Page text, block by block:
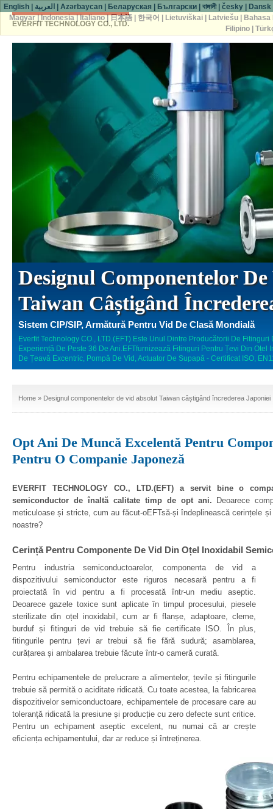
EVERFIT TECHNOLOGY CO., LTD.
Designul Componentelor
Taiwan Câștigând
Sistem CIP/SIP, Armătură Pentru Vid De Clasă Mondială
Everfit Technology CO., LTD.(EFT) Este Unul Dintre Producătorii De
Experiență De Peste 36 De Ani.EFTfurnizează Fitinguri Pentru Țevi Din
De Țeavă Excentric, Pompă De Vid, Actuator De Supapă - Certificat ISO,
Home » Designul componentelor de vid absolut Taiwan câștigând încrederea Japoniei
Opt Ani De Muncă Excelentă Pentru
Pentru O Companie Japoneză
EVERFIT TECHNOLOGY CO., LTD.(EFT) a servit bine o
semiconductor de înaltă calitate timp de opt ani. Deoarece
meticuloase și stricte, cum au făcut-oEFTsă-și îndeplinească cerințele
noastre?
Cerință Pentru Componente De Vid Din Oțel Inoxidabil
Pentru industria semiconductoarelor, componenta de vid a
dispozitivului semiconductor este riguros necesară pentru a fi
proiectată în vid pentru a fi procesată într-un mediu aseptic.
Deoarece gazele toxice sunt aplicate în timpul procesului, piesele
sterilizate din oțel inoxidabil, cum ar fi flanșe, adaptoare, cleme,
burduf și fitinguri de vid trebuie să fie certificate ISO. În plus,
fitingurile pentru țevi ar trebui să fie fără sudură; asamblarea,
curățarea și ambalarea trebuie făcute într-o cameră curată.
Pentru echipamentele de prelucrare a alimentelor, țevile și fitingurile
trebuie să permită o aciditate ridicată. Cu toate acestea, la fabricarea
dispozitivelor semiconductoare, echipamentele de procesare care au
toleranță ridicată la presiune și producție cu zero defecte sunt critice.
Pentru un echipament aseptic excelent, nu numai că ar crește
eficiența echipamentului, dar ar reduce și întreținerea.
English العربية |Azərbaycan Беларуская Български |বাঙ্গালী|česky Dansk
Magyar|Indonesia|Italiano|日本語| 한국어 Lietuviškai| Latviešu|
Bahasa
Filipino|